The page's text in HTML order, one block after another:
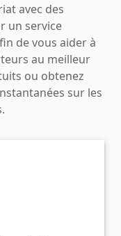
avec des
un service
de vous aider à
au meilleur
ou obtenez
sur les